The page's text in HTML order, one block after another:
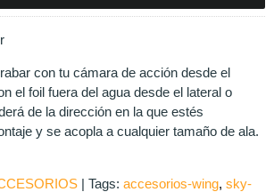
con tu cámara de acción desde el
el foil fuera del agua desde el lateral o
de la dirección en la que estés
y se acopla a cualquier tamaño de ala.
| Tags: accesorios-wing sky-